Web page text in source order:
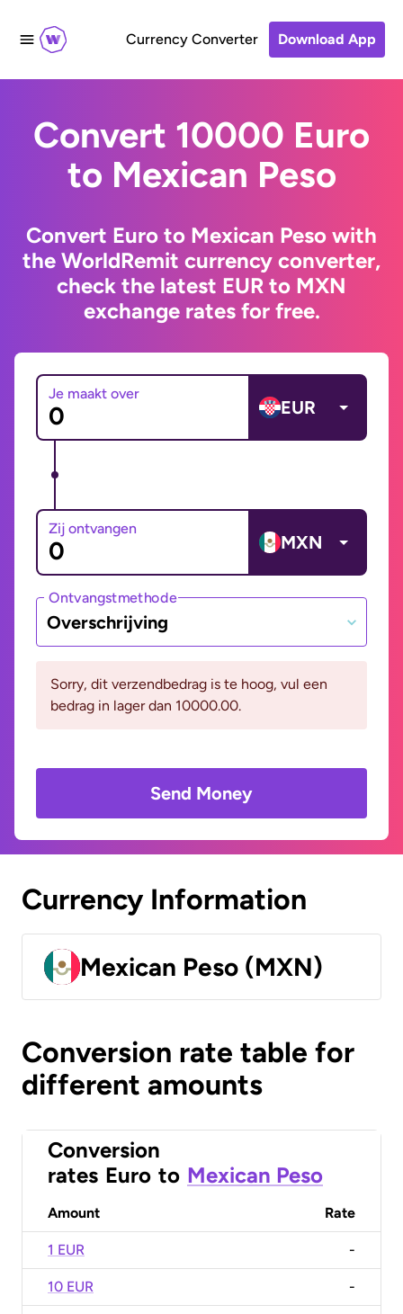
Currency Converter Download App
Convert 10000 Euro
to Mexican Peso
Convert Euro to Mexican Peso with
the WorldRemit currency converter,
check the latest EUR to MXN
exchange rates for free.
Je maakt over
EUR
Zij ontvangen
MXN
Ontvangstmethode
Overschrijving
Sorry, dit verzendbedrag is te hoog, vul een
bedrag in lager dan 10000.00.
Send Money
Currency Information
Mexican Peso (MXN)
Conversion rate table for
different amounts
Conversion
rates Euro to Mexican Peso
Amount Rate
1 EUR -
10 EUR -